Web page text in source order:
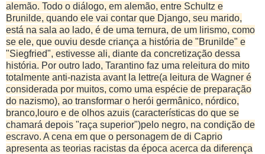
alemão. Todo o diálogo, em alemão, entre Schultz e
Brunilde, quando ele vai contar que Django, seu marido,
está na sala ao lado, é de uma ternura, de um lirismo, como
se ele, que ouviu desde criança a história de "Brunilde" e
"Siegfried", estivesse ali, diante da concretização dessa
história. Por outro lado, Tarantino faz uma releitura do mito
totalmente anti-nazista avant la lettre(a leitura de Wagner é
considerada por muitos, como uma espécie de preparação
do nazismo), ao transformar o herói germânico, nórdico,
branco,louro e de olhos azuis (características do que se
chamará depois "raça superior")pelo negro, na condição de
escravo. A cena em que o personagem de di Caprio
apresenta as teorias racistas da época acerca da diferença